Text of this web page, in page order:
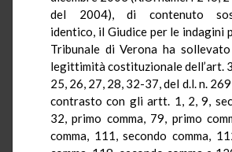
del 2004), di contenuto
identico, il Giudice per le indagini
Tribunale di Verona ha
legittimità costituzionale dell’art.
25, 26, 27, 28, 32-37, del d.l. n.
contrasto con gli artt. 1, 2, 9,
32, primo comma, 79, primo
comma, 111, secondo comma,